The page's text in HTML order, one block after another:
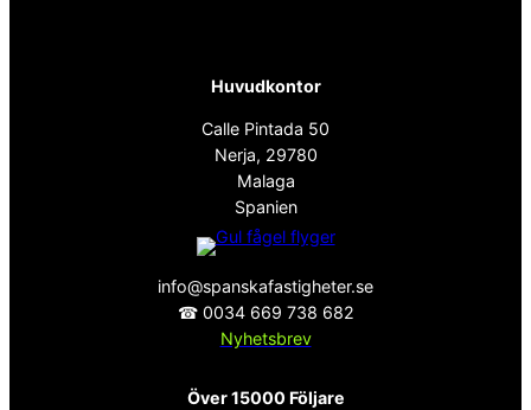
Huvudkontor
Calle Pintada 50
Nerja, 29780
Malaga
Spanien
info@spanskafastigheter.se
☎ 0034 669 738 682
Nyhetsbrev
Över 15000 Följare